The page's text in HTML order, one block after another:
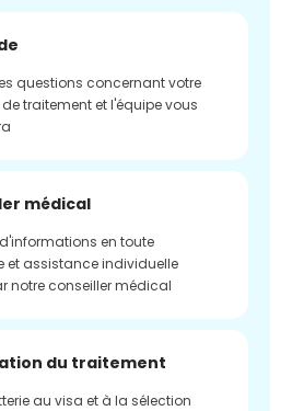
questions concernant votre
traitement et l'équipe vous
médical
en toute
et assistance individuelle
notre conseiller médical
du traitement
au visa et à la sélection